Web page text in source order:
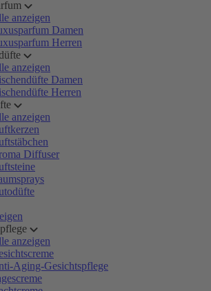
anzeigen
Damen
Herren
anzeigen
Damen
Herren
anzeigen
Diffuser
anzeigen
Aging-Gesichtspflege